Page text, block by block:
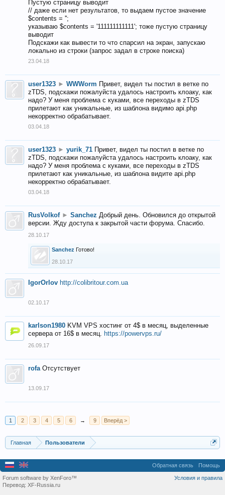
Пустую страницу выводит
// даже если нет результатов, то выдаем пустое значение
$contents = '';
указываю $contents = '111111111111'; тоже пустую страницу
выводит
Подскажи как вывести то что спарсил на экран, запускаю
локально из строки (запрос задал в строке поиска)
23.04.18
user1323 ► WWWorm Привет, видел ты постил в ветке по
zTDS, подскажи пожалуйста удалось настроить клоаку, как
надо? У меня проблема с куками, все переходы в zTDS
прилетают как уникальные, из шаблона видимо api.php
некорректно обрабатывает.
03.04.18
user1323 ► yurik_71 Привет, видел ты постил в ветке по
zTDS, подскажи пожалуйста удалось настроить клоаку, как
надо? У меня проблема с куками, все переходы в zTDS
прилетают как уникальные, из шаблона видите api.php
некорректно обрабатывает.
03.04.18
RusVolkof ► Sanchez Добрый день. Обновился до открытой
версии. Жду доступа к закрытой части форума. Спасибо.
28.10.17
Sanchez Готово!
28.10.17
IgorOrlov http://colibritour.com.ua
02.10.17
karlson1980 KVM VPS хостинг от 4$ в месяц, выделенные
сервера от 16$ в месяц. https://powervps.ru/
26.09.17
rofa Отсутствует
13.09.17
1 2 3 4 5 6 → 9 Вперёд >
Главная Пользователи
Обратная связь Помощь
Условия и правила
Forum software by XenForo™
Перевод: XF-Russia.ru